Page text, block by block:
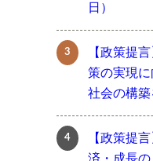
日）
【政策提
策の実現
社会の構築
【政策提
済・成長